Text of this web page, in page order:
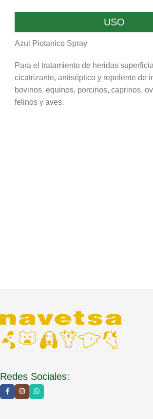
USO
Azul Piotanico Spray
Para el tratamiento de heridas
cicatrizante, antiséptico y repelente de
bovinos, equinos, porcinos, caprinos,
felinos y aves.
Redes Sociales: